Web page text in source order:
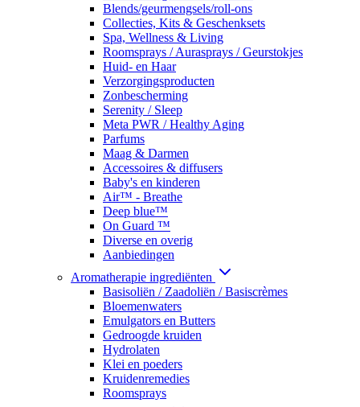
Blends/geurmengsels/roll-ons
Collecties, Kits & Geschenksets
Spa, Wellness & Living
Roomsprays / Aurasprays / Geurstokjes
Huid- en Haar
Verzorgingsproducten
Zonbescherming
Serenity / Sleep
Meta PWR / Healthy Aging
Parfums
Maag & Darmen
Accessoires & diffusers
Baby's en kinderen
Air™ - Breathe
Deep blue™
On Guard ™
Diverse en overig
Aanbiedingen
Aromatherapie ingrediënten
Basisoliën / Zaadoliën / Basiscrèmes
Bloemenwaters
Emulgators en Butters
Gedroogde kruiden
Hydrolaten
Klei en poeders
Kruidenremedies
Roomsprays